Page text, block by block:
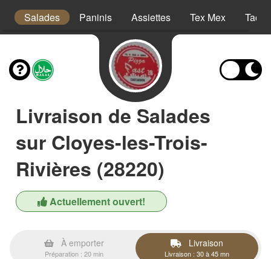
Salades Paninis Assiettes Tex Mex Tacos
Livraison de Salades
sur Cloyes-les-Trois-
Rivières (28220)
Actuellement ouvert!
À emporter
Préparation : 20 min
Livraison
Livraison : 30 à 45 mn